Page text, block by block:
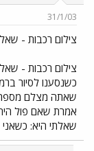
ך
31/1/03
צילום רכבות -
צילום רכבות -
כשנסענו לסיור
שאתה מצלם מספר
אמרת שאם פול
שאלתי היא: